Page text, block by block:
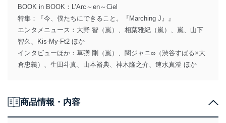
BOOK in BOOK：L’Arc～en～Ciel
特集：『今、僕たちにできること。『Marching J』』
エンタメニュース：大野 智（嵐）、相葉雅紀（嵐）、嵐、山下
智久、Kis-My-Ft2 ほか
インタビューほか：草彅 剛（嵐）、関ジャニ∞（渋谷すばる×大
倉忠義）、生田斗真、山本裕典、神木隆之介、速水真澄 ほか
商品情報・内容